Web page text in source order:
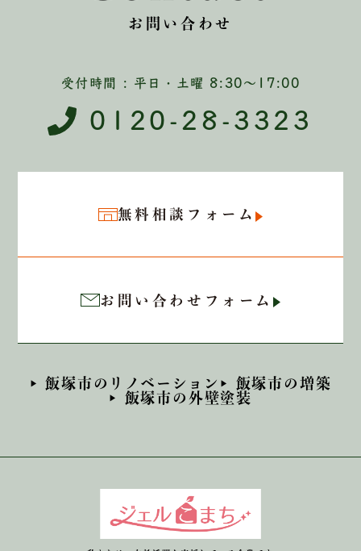
お問い合わせ
受付時間 : 平日・土曜 8:30〜17:00
0120-28-3323
無料相談フォーム
お問い合わせフォーム
飯塚市のリノベーション
飯塚市の増築
飯塚市の外壁塗装